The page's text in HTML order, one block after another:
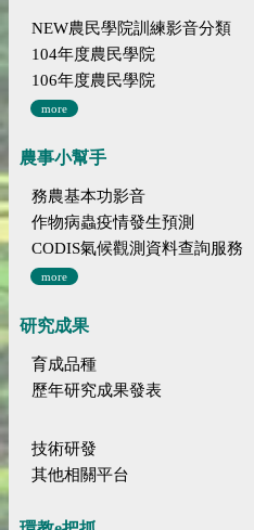
NEW農民學院訓練影音分類
104年度農民學院
106年度農民學院
more
農事小幫手
務農基本功影音
作物病蟲疫情發生預測
CODIS氣候觀測資料查詢服務
more
研究成果
育成品種
歷年研究成果發表
技術研發
其他相關平台